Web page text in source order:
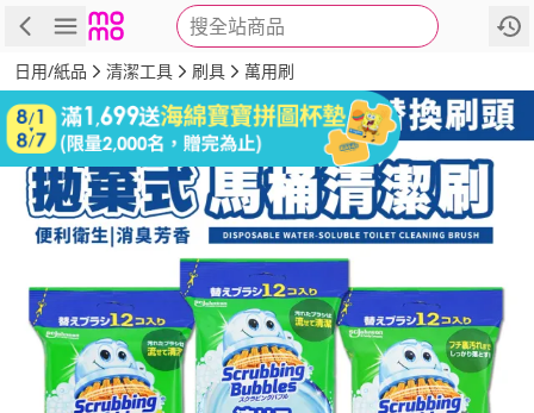
搜全站商品
商品 評價 詳情
日用/紙品 清潔工具 刷具 萬用刷